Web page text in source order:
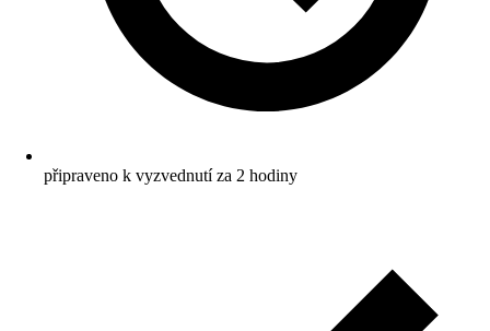
připraveno k vyzvednutí za 2 hodiny